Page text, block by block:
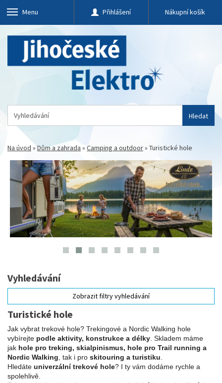
Menu Přihlášení Nákupní košík
Hledat
Na úvod »Dům a zahrada » Camping a outdoor» Turistické hole
Vyhledávání
Zobrazit filtry vyhledávání
Turistické hole
Jak vybrat trekové hole? Trekingové a Nordic Walking hole
vybírejte podle aktivity, konstrukce a délky . Skladem máme
jak hole pro treking, skialpinismus, hole pro Trail running a
Nordic Walking , tak i pro skitouring a turistiku
Hledáte univerzální trekové hole? I ty vám dodáme rychle a
spolehlivě.